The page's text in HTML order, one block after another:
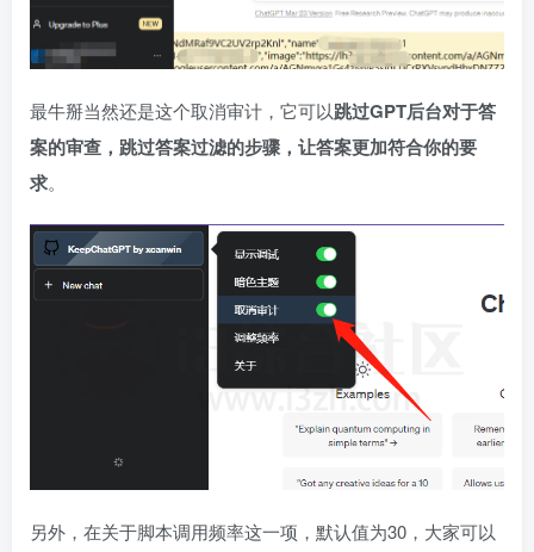
最牛掰当然还是这个取消审计，它可以跳过GPT后台对于答
案的审查，跳过答案过滤的步骤，让答案更加符合你的要
求。
另外，在关于脚本调用频率这一项，默认值为30，大家可以